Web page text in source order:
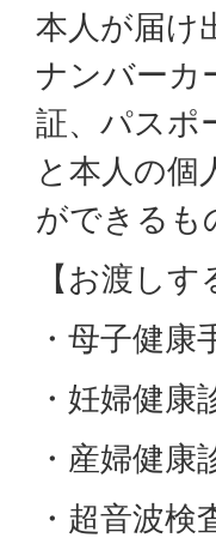
本人が届け
ナンバーカ
証、パスポ
と本人の個
ができるも
【お渡しす
・母子健康
・妊婦健康
・産婦健康
・超音波検